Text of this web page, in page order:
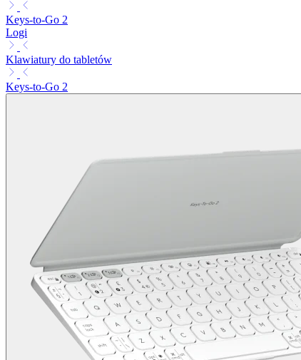
Keys-to-Go 2
Logi
Klawiatury do tabletów
Keys-to-Go 2